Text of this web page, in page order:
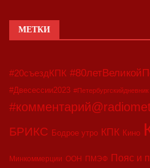
МЕТКИ
#20съездКПК
#Двесессии2023 #Петербургскийдневник
БРИКС Бодрое утро КПК Кино
Минкоммерции ООН ПМЭФ Пояс и